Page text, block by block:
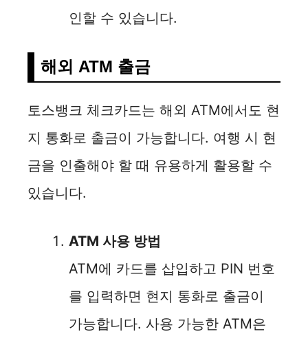
인할 수 있습니다.
해외 ATM 출금
토스뱅크 체크카드는 해외 ATM에서도 현
지 통화로 출금이 가능합니다. 여행 시 현
금을 인출해야 할 때 유용하게 활용할 수
있습니다.
ATM 사용 방법
ATM에 카드를 삽입하고 PIN 번호
를 입력하면 현지 통화로 출금이
가능합니다. 사용 가능한 ATM은